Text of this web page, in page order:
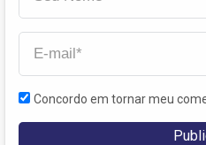
Concordo em tornar meu